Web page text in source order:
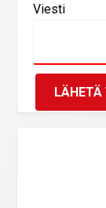
Viesti